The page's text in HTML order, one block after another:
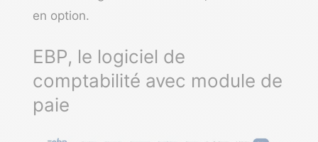
en option.
EBP, le logiciel de
comptabilité avec module de
paie